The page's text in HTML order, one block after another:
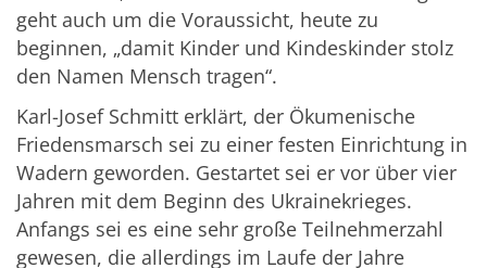
geht auch um die Voraussicht, heute zu
beginnen, „damit Kinder und Kindeskinder stolz
den Namen Mensch tragen“.
Karl-Josef Schmitt erklärt, der Ökumenische
Friedensmarsch sei zu einer festen Einrichtung in
Wadern geworden. Gestartet sei er vor über vier
Jahren mit dem Beginn des Ukrainekrieges.
Anfangs sei es eine sehr große Teilnehmerzahl
gewesen, die allerdings im Laufe der Jahre